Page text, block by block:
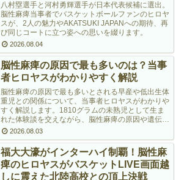
八村塁選手と河村勇輝選手が日本代表候補に選出。
脳性麻痺当事者でバスケットボールファンのヒロヤ
スが、2人の魅力やAKATSUKI JAPANへの期待、再
び同じコートに立つ姿への思いを綴ります。
2026.08.04
脳性麻痺の原因で最も多いのは？当事
者ヒロヤスがわかりやすく解説
脳性麻痺の原因で最も多いとされる早産や低出生体
重児との関係について、当事者ヒロヤスがわかりや
すく解説します。1810グラムの未熟児として生ま
れた体験談を交えながら、脳性麻痺の原因や遺伝と
の関係、リハビリの大切さについて紹介します。
2026.08.03
福大大濠がインターハイ制覇！脳性麻
痺のヒロヤスがバスケットLIVE画面越
しに震えた北陸高校との頂上決戦